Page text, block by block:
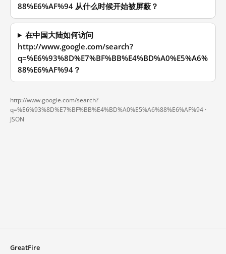
88%E6%AF%94 从什么时候开始被屏蔽？
在中国大陆如何访问
http://www.google.com/search?
q=%E6%93%8D%E7%BF%BB%E4%BD%A0%E5%A6%
88%E6%AF%94？
http://www.google.com/search?
q=%E6%93%8D%E7%BF%BB%E4%BD%A0%E5%A6%88%E6%AF%94 ·
JSON
GreatFire